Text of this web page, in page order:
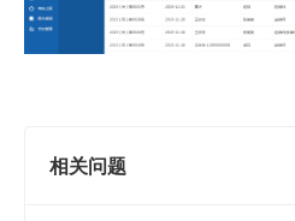
相关问题